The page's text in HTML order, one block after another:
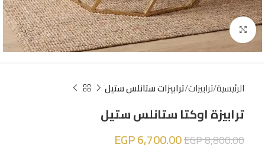
Click to enlarge
الرئيسية ترابيزات ترابيزات ستانلس ستيل
ترابيزة اوكتا ستانلس ستيل
EGP8,800.00
EGP6,700.00